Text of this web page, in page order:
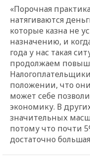
«Порочная
натягиваются
которые казна не
назначению, и
года у нас такая
продолжаем
положении, что
может себе
экономику. В
значительных
потому что почти
достаточно